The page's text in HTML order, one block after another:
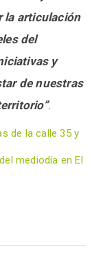
la articulación
del
y
de nuestras
.
de la calle 35 y
mediodía en El